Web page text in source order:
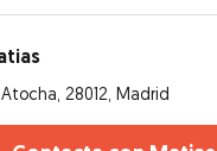
Atocha, 28012, Madrid